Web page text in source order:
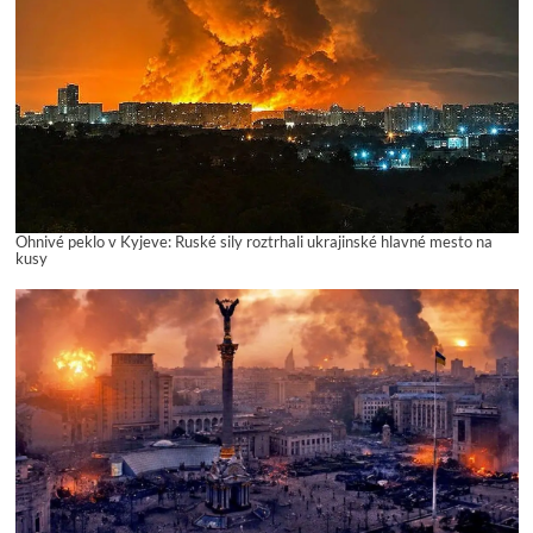
Ohnivé peklo v Kyjeve: Ruské sily roztrhali ukrajinské hlavné mesto na
kusy